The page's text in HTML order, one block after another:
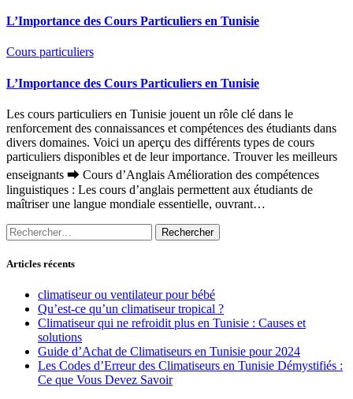
L’Importance des Cours Particuliers en Tunisie
Cours particuliers
L’Importance des Cours Particuliers en Tunisie
Les cours particuliers en Tunisie jouent un rôle clé dans le
renforcement des connaissances et compétences des étudiants dans
divers domaines. Voici un aperçu des différents types de cours
particuliers disponibles et de leur importance. Trouver les meilleurs
enseignants ⮕ Cours d’Anglais Amélioration des compétences
linguistiques : Les cours d’anglais permettent aux étudiants de
maîtriser une langue mondiale essentielle, ouvrant…
Rechercher :
Articles récents
climatiseur ou ventilateur pour bébé
Qu’est-ce qu’un climatiseur tropical ?
Climatiseur qui ne refroidit plus en Tunisie : Causes et
solutions
Guide d’Achat de Climatiseurs en Tunisie pour 2024
Les Codes d’Erreur des Climatiseurs en Tunisie Démystifiés :
Ce que Vous Devez Savoir